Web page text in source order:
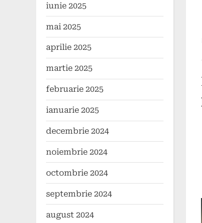
iunie 2025
mai 2025
aprilie 2025
martie 2025
februarie 2025
ianuarie 2025
decembrie 2024
noiembrie 2024
octombrie 2024
septembrie 2024
august 2024